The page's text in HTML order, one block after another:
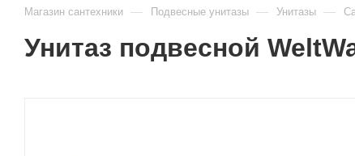
Магазин сантехники — Подвесные унитазы — Унитазы —
Унитаз подвесной